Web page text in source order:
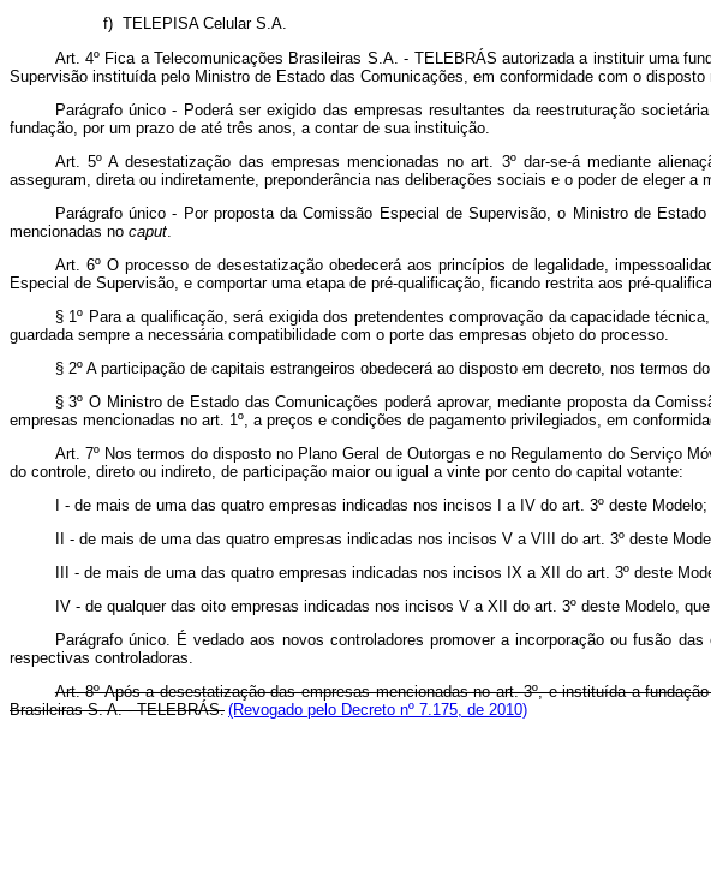
f) TELEPISA Celular S.A.
Art. 4º Fica a Telecomunicações Brasileiras S.A. - TELEBRÁS autorizada a instituir uma
Supervisão instituída pelo Ministro de Estado das Comunicações, em conformidade com o disposto
Parágrafo único - Poderá ser exigido das empresas resultantes da reestruturação
fundação, por um prazo de até três anos, a contar de sua instituição.
Art. 5º A desestatização das empresas mencionadas no art. 3º dar-se-á mediante
asseguram, direta ou indiretamente, preponderância nas deliberações sociais e o poder de eleger a
Parágrafo único - Por proposta da Comissão Especial de Supervisão, o Ministro de
mencionadas no caput.
Art. 6º O processo de desestatização obedecerá aos princípios de legalidade,
Especial de Supervisão, e comportar uma etapa de pré-qualificação, ficando restrita aos pré-
§ 1º Para a qualificação, será exigida dos pretendentes comprovação da capacidade
guardada sempre a necessária compatibilidade com o porte das empresas objeto do processo.
§ 2º A participação de capitais estrangeiros obedecerá ao disposto em decreto, nos termos
§ 3º O Ministro de Estado das Comunicações poderá aprovar, mediante proposta da
empresas mencionadas no art. 1º, a preços e condições de pagamento privilegiados, em
Art. 7º Nos termos do disposto no Plano Geral de Outorgas e no Regulamento do Serviço
do controle, direto ou indireto, de participação maior ou igual a vinte por cento do capital votante:
I - de mais de uma das quatro empresas indicadas nos incisos I a IV do art. 3º deste Modelo;
II - de mais de uma das quatro empresas indicadas nos incisos V a VIII do art. 3º deste
III - de mais de uma das quatro empresas indicadas nos incisos IX a XII do art. 3º deste
IV - de qualquer das oito empresas indicadas nos incisos V a XII do art. 3º deste Modelo,
Parágrafo único. É vedado aos novos controladores promover a incorporação ou fusão
respectivas controladoras.
Art. 8º Após a desestatização das empresas mencionadas no art. 3º, e instituída a
Brasileiras S. A. - TELEBRÁS. (Revogado pelo Decreto nº 7.175, de 2010)